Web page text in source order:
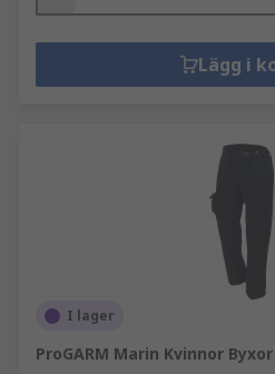
Lägg i
I lager
ProGARM Marin Kvinnor